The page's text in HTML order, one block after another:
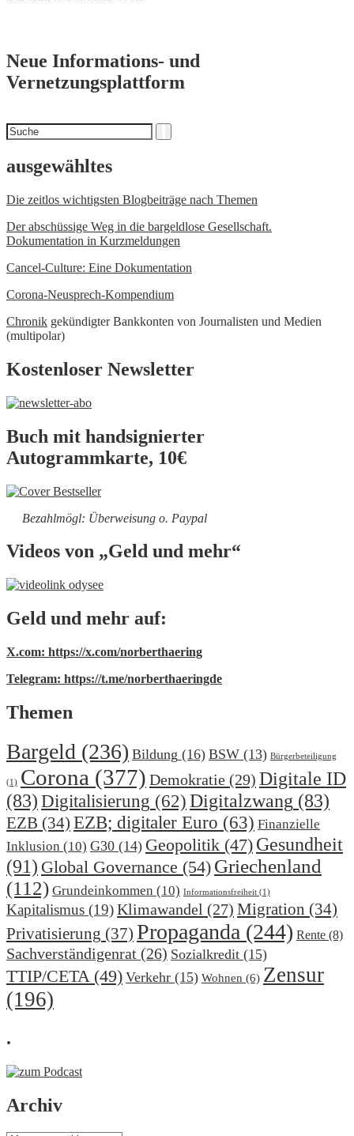
Neue Informations- und
Vernetzungsplattform
Suchen
nach
ausgewähltes
Die zeitlos wichtigsten Blogbeiträge nach Themen
Der abschüssige Weg in die bargeldlose Gesellschaft.
Dokumentation in Kurzmeldungen
Cancel-Culture: Eine Dokumentation
Corona-Neusprech-Kompendium
Chronik gekündigter Bankkonten von Journalisten und Medien
(multipolar)
Kostenloser Newsletter
Buch mit handsignierter
Autogrammkarte, 10€
Bezahlmögl: Überweisung o. Paypal
Videos von „Geld und mehr“
Geld und mehr auf:
X.com: https://x.com/norberthaering
Telegram: https://t.me/norberthaeringde
Themen
Bargeld (236) Bildung (16) BSW (13) Bürgerbeteiligung
(1) Corona (377) Demokratie (29) Digitale ID
(83) Digitalisierung (62) Digitalzwang (83)
EZB (34) EZB; digitaler Euro (63) Finanzielle
Inklusion (10) G30 (14) Geopolitik (47) Gesundheit
(91) Global Governance (54) Griechenland
(112) Grundeinkommen (10) Informationsfreiheit (1)
Kapitalismus (19)Klimawandel (27) Migration (34)
Privatisierung (37) Propaganda (244) Rente (8)
Sachverständigenrat (26) Sozialkredit (15)
TTIP/CETA (49) Verkehr (15) Wohnen (6) Zensur
(196)
.
Archiv